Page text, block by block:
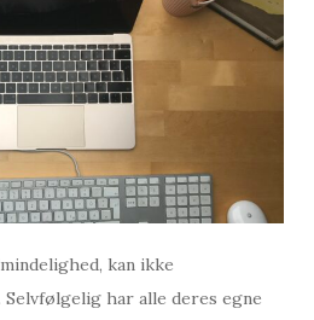
kan ikke
Selvfølgelig har alle deres egne